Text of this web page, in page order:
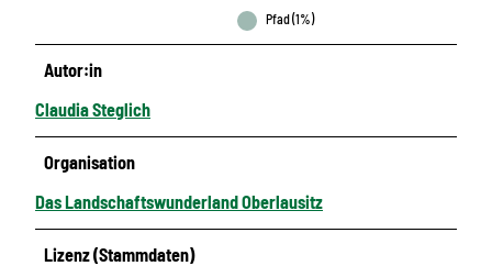
Pfad (1%)
Autor:in
Claudia Steglich
Organisation
Das Landschaftswunderland Oberlausitz
Lizenz (Stammdaten)